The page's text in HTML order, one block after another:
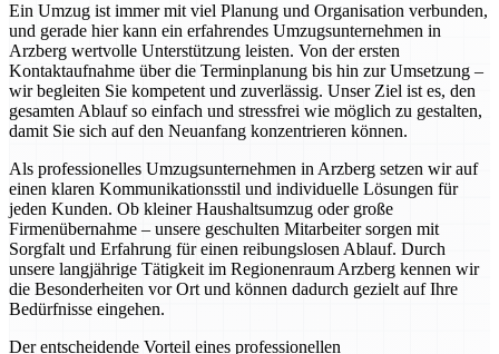
Ein Umzug ist immer mit viel Planung und Organisation verbunden,
und gerade hier kann ein erfahrendes Umzugsunternehmen in
Arzberg wertvolle Unterstützung leisten. Von der ersten
Kontaktaufnahme über die Terminplanung bis hin zur Umsetzung –
wir begleiten Sie kompetent und zuverlässig. Unser Ziel ist es, den
gesamten Ablauf so einfach und stressfrei wie möglich zu gestalten,
damit Sie sich auf den Neuanfang konzentrieren können.
Als professionelles Umzugsunternehmen in Arzberg setzen wir auf
einen klaren Kommunikationsstil und individuelle Lösungen für
jeden Kunden. Ob kleiner Haushaltsumzug oder große
Firmenübernahme – unsere geschulten Mitarbeiter sorgen mit
Sorgfalt und Erfahrung für einen reibungslosen Ablauf. Durch
unsere langjährige Tätigkeit im Regionenraum Arzberg kennen wir
die Besonderheiten vor Ort und können dadurch gezielt auf Ihre
Bedürfnisse eingehen.
Der entscheidende Vorteil eines professionellen